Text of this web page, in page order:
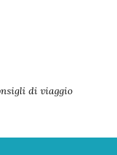
di viaggio